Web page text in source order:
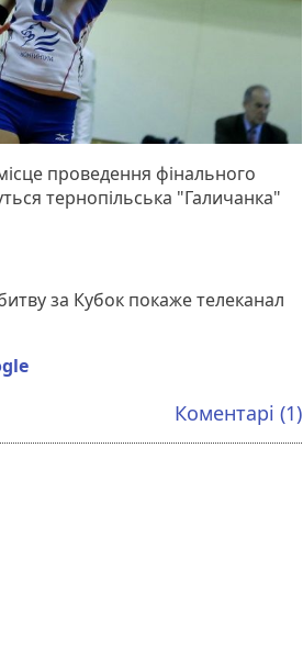
проведення фінального
тернопільська "Галичанка"
за Кубок покаже телеканал
Коментарі (1)